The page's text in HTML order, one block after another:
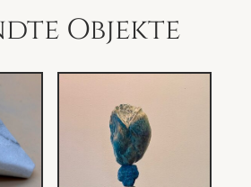
Objekte